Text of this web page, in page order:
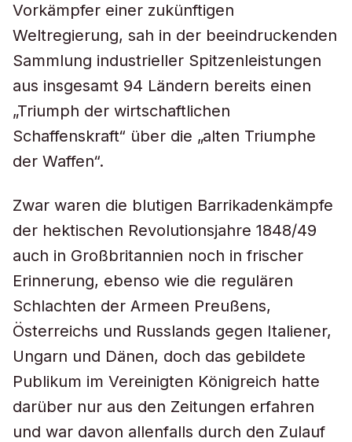
Vorkämpfer einer zukünftigen
Weltregierung, sah in der beeindruckenden
Sammlung industrieller Spitzenleistungen
aus insgesamt 94 Ländern bereits einen
„Triumph der wirtschaftlichen
Schaffenskraft“ über die „alten Triumphe
der Waffen“.
Zwar waren die blutigen Barrikadenkämpfe
der hektischen Revolutionsjahre 1848/49
auch in Großbritannien noch in frischer
Erinnerung, ebenso wie die regulären
Schlachten der Armeen Preußens,
Österreichs und Russlands gegen Italiener,
Ungarn und Dänen, doch das gebildete
Publikum im Vereinigten Königreich hatte
darüber nur aus den Zeitungen erfahren
und war davon allenfalls durch den Zulauf